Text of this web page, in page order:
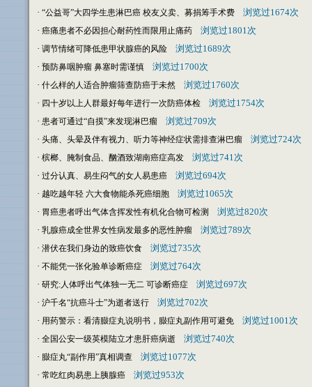
· “公益哥”大四学生患淋巴癌 校友义卖、募捐筹手术费
浏览过1674次
· 癌痛患者不必因担心耐药性而限用止痛药
浏览过1801次
· 调节情绪可降低患甲状腺癌的风险
浏览过1689次
· 预防鼻咽肿瘤 鼻塞时需谨慎
浏览过1700次
· 什么样的人适合肿瘤筛查防癌于未然
浏览过1760次
· 四十岁以上人群最好每年进行一次防癌体检
浏览过1754次
· 患者可通过“自摸”来发现淋巴瘤
浏览过709次
· 头痛、头晕及伴有视力、听力等神经症状需排查淋巴瘤
浏览过724次
· 槟榔、腌制食品、酗酒致湖南癌症高发
浏览过741次
· 过分认真、易生闷气的女人易患癌
浏览过694次
· 越吃越年轻 六大食物能杀死癌细胞
浏览过1065次
· 胃癌患者呼出气体含挥发性有机化合物可检测
浏览过820次
· 乳腺癌成全世界女性病发最多的恶性肿瘤
浏览过789次
· 潜伏在我们身边的致癌饮食
浏览过735次
· 不能凭一张化验单诊断癌症
浏览过764次
· 研究:人体呼出气体独一无二 可诊断癌症
浏览过697次
· 沪千名“抗癌斗士”为逝者送行
浏览过702次
· 用药警示：看清臌症丸说明书，臌症丸副作用可避免
浏览过1001次
· 全国公安一级英模陆立才患肝癌病逝
浏览过740次
· 臌症丸“副作用”真相调查
浏览过1077次
· 常吃红肉易患上胰腺癌
浏览过953次